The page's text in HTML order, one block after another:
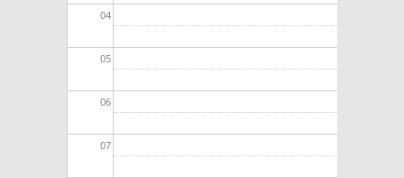
04
05
06
07